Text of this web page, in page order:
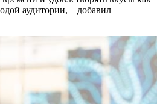
аудитории, – добавил